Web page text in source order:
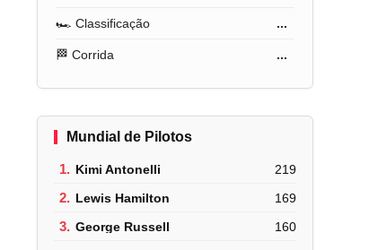
🏎️ Classificação ...
🏁 Corrida ...
Mundial de Pilotos
1. Kimi Antonelli 219
2. Lewis Hamilton 169
3. George Russell 160